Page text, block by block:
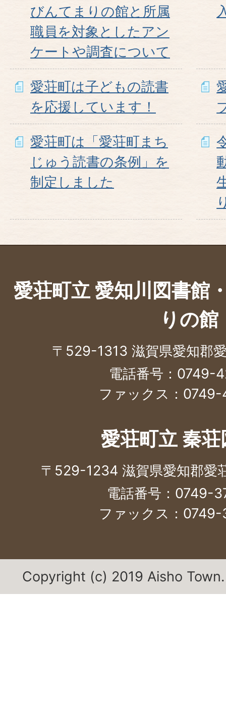
びんてまりの館と所属
職員を対象としたアン
ケートや調査について
愛荘町は子どもの読書
を応援しています！
愛荘町は「愛荘町まち
じゅう読書の条例」を
制定しました
愛荘町立 愛知川図書館
りの館
〒529-1313 滋賀県愛知郡
電話番号：0749-
ファックス：
愛荘町立 秦
〒529-1234 滋賀県愛知郡愛
電話番号：0749-
ファックス：
Copyright (c) 2019 Aisho